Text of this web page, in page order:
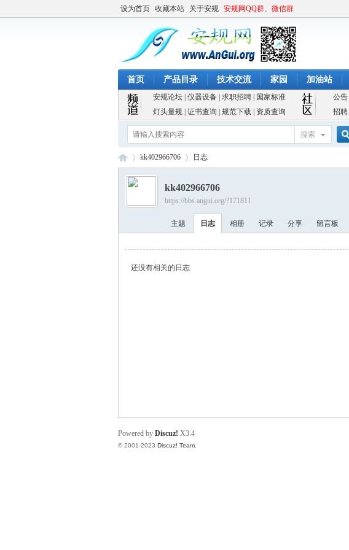
设为首页 收藏本站 关于安规 安规网QQ群、微信群
首页 产品目录 技术交流 家园 加油站
安规论坛 仪器设备 求职招聘 国家标准 公告
灯头量规 证书查询 规范下载 资质查询 招聘|
搜索
›
kk402966706 日志
kk402966706
https://bbs.angui.org/?171811
主题 日志 相册 记录 分享 留言板
还没有相关的日志
Powered by Discuz! X3.4
© 2001-2023 Discuz! Team